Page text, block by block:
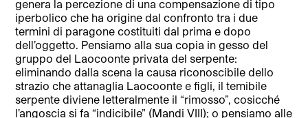
genera la percezione di una compensazione di tipo
iperbolico che ha origine dal confronto tra i due
termini di paragone costituiti dal prima e dopo
dell’oggetto. Pensiamo alla sua copia in gesso del
gruppo del Laocoonte privata del serpente:
eliminando dalla scena la causa riconoscibile dello
strazio che attanaglia Laocoonte e figli, il temibile
serpente diviene letteralmente il “rimosso”, cosicché
l’angoscia si fa “indicibile” (Mandi VIII); o pensiamo alle